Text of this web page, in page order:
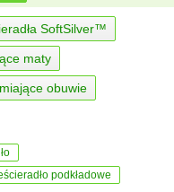
SoftSilver™
maty
obuwie
podkładowe